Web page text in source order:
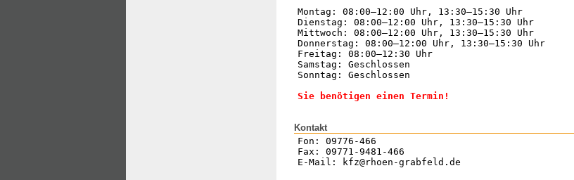
Montag: 08:00–12:00 Uhr, 13:30–15:30 Uhr
Dienstag: 08:00–12:00 Uhr, 13:30–15:30 Uhr
Mittwoch: 08:00–12:00 Uhr, 13:30–15:30 Uhr
Donnerstag: 08:00–12:00 Uhr, 13:30–15:30 Uhr
Freitag: 08:00–12:30 Uhr
Samstag: Geschlossen
Sonntag: Geschlossen
Sie benötigen einen Termin!
Kontakt
Fon: 09776-466
Fax: 09771-9481-466
E-Mail: kfz@rhoen-grabfeld.de